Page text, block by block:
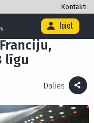
Kontakti
Ieiet
aizsūtot Vāciju uz B līgu
līgu
Dalies